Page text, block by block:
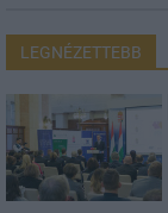
LEGNÉZETTEBB